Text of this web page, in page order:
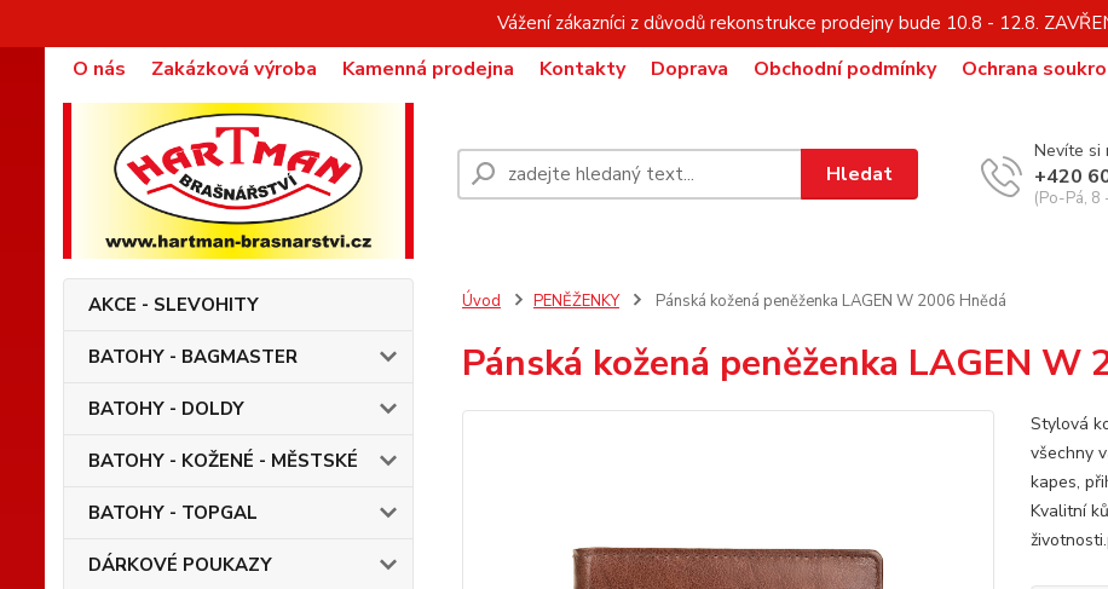
Vážení zákazníci z důvodů rekonstrukce prodejny bude 10.8 - 12.8.
O nás Zakázková výroba Kamenná prodejna Kontakty Doprava Obchodní podmínky Ochrana
Hledat
Nevíte si
+420
(Po-Pá, 8
AKCE - SLEVOHITY
BATOHY - BAGMASTER
BATOHY - DOLDY
BATOHY - KOŽENÉ - MĚSTSKÉ
BATOHY - TOPGAL
DÁRKOVÉ POUKAZY
Úvod PENĚŽENKY Pánská kožená peněženka LAGEN W 2006 Hnědá
Pánská kožená peněženka LAGEN W
Stylová
všechny
kapes,
Kvalitní